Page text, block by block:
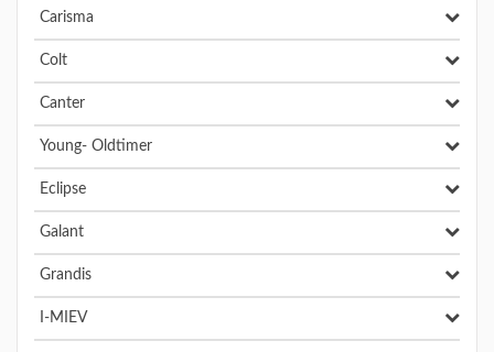
Carisma
Colt
Canter
Young- Oldtimer
Eclipse
Galant
Grandis
I-MIEV